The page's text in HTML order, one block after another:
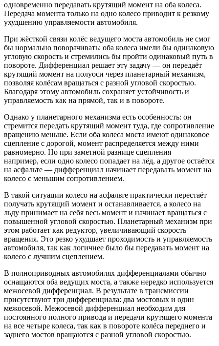
одновременно передавать крутящий момент на оба колеса.
Передача момента только на одно колесо приводит к резкому
ухудшению управляемости автомобиля.
При жёсткой связи колёс ведущего моста автомобиль не смог
бы нормально поворачивать: оба колеса имели бы одинаковую
угловую скорость и стремились бы пройти одинаковый путь в
повороте. Дифференциал решает эту задачу — он передаёт
крутящий момент на полуоси через планетарный механизм,
позволяя колёсам вращаться с разной угловой скоростью.
Благодаря этому автомобиль сохраняет устойчивость и
управляемость как на прямой, так и в повороте.
Однако у планетарного механизма есть особенность: он
стремится передать крутящий момент туда, где сопротивление
вращению меньше. Если оба колеса моста имеют одинаковое
сцепление с дорогой, момент распределяется между ними
равномерно. Но при заметной разнице сцепления —
например, если одно колесо попадает на лёд, а другое остаётся
на асфальте — дифференциал начинает передавать момент на
колесо с меньшим сопротивлением.
В такой ситуации колесо на асфальте практически перестаёт
получать крутящий момент и останавливается, а колесо на
льду принимает на себя весь момент и начинает вращаться с
повышенной угловой скоростью. Планетарный механизм при
этом работает как редуктор, увеличивающий скорость
вращения. Это резко ухудшает проходимость и управляемость
автомобиля, так как логичнее было бы передавать момент на
колесо с лучшим сцеплением.
В полноприводных автомобилях дифференциалами обычно
оснащаются оба ведущих моста, а также нередко используется
межосевой дифференциал. В результате в трансмиссии
присутствуют три дифференциала: два мостовых и один
межосевой. Межосевой дифференциал необходим для
постоянного полного привода и передачи крутящего момента
на все четыре колеса, так как в повороте колёса переднего и
заднего мостов вращаются с разной угловой скоростью.